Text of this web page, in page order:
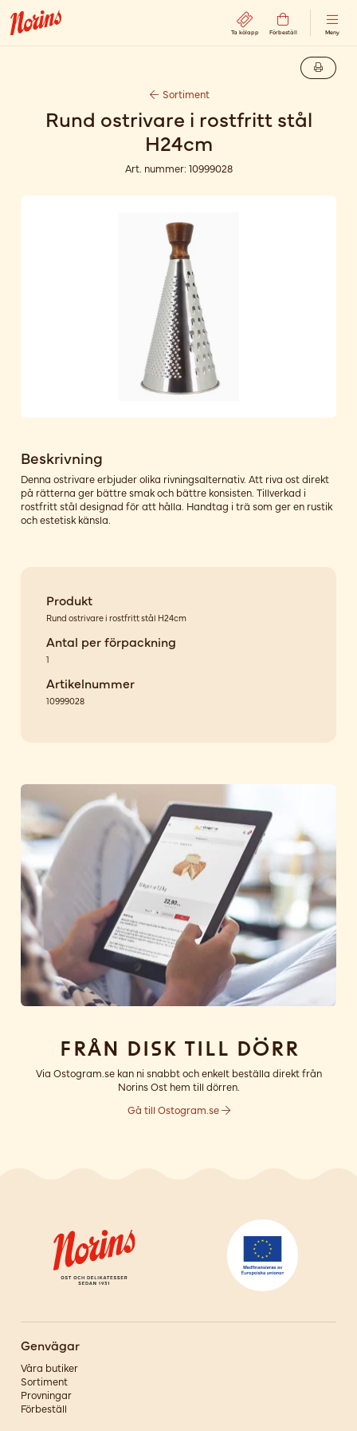
Ta kölapp Förbeställ Meny
Sortiment
Rund ostrivare i rostfritt stål
H24cm
Art. nummer: 10999028
Beskrivning
Denna ostrivare erbjuder olika rivningsalternativ. Att riva ost direkt
på rätterna ger bättre smak och bättre konsisten. Tillverkad i
rostfritt stål designad för att hålla. Handtag i trä som ger en rustik
och estetisk känsla.
Produkt
Rund ostrivare i rostfritt stål H24cm
Antal per förpackning
1
Artikelnummer
10999028
Från disk till dörr
Via Ostogram.se kan ni snabbt och enkelt beställa direkt från
Norins Ost hem till dörren.
Gå till Ostogram.se
Genvägar
Våra butiker
Sortiment
Provningar
Förbeställ